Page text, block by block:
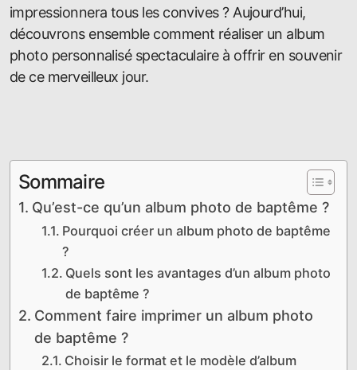
impressionnera tous les convives ? Aujourd’hui,
découvrons ensemble comment réaliser un album
photo personnalisé spectaculaire à offrir en souvenir
de ce merveilleux jour.
Sommaire
Qu’est-ce qu’un album photo de baptême ?
Pourquoi créer un album photo de baptême
?
Quels sont les avantages d’un album photo
de baptême ?
Comment faire imprimer un album photo
de baptême ?
Choisir le format et le modèle d’album